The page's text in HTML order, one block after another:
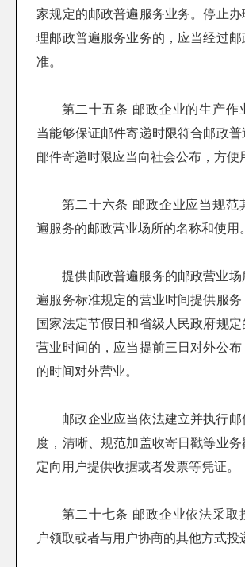
家规定的邮政普遍服务业务。停止
理邮政普遍服务业务的，应当经过
准。
第二十五条 邮政企业的生产作
当能够保证邮件寄递时限符合邮政普
邮件寄递时限应当向社会公布，方便
第二十六条 邮政企业应当规范
遍服务的邮政营业场所的名称和使用。
提供邮政普遍服务的邮政营业
遍服务标准规定的营业时间提供服
国家法定节假日和省级人民政府规
营业时间的，应当提前三日对外公
的时间对外营业。
邮政企业应当依法建立并执行邮
度，清晰、规范加盖收寄日戳等业
定向用户提供收据或者发票等凭证。
第二十七条 邮政企业依法采取
户领取或者与用户协商的其他方式投